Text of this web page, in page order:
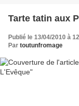
Tarte tatin aux
Publié le 13/04/2010 à
Par toutunfromage